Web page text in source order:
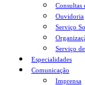
Consultas
Ouvidoria
Serviço
Serviço
Especialidades
Comunicação
Imprensa